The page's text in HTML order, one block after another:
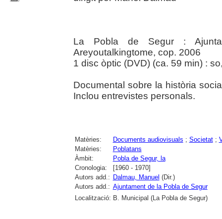
La Pobla de Segur :
Areyoutalkingtome, cop. 2006
1 disc òptic (DVD) (ca. 59 min) :
Documental sobre la història
Inclou entrevistes personals.
Matèries: Documents audiovisuals ; Societat;
Matèries:
Poblatans
Àmbit:
Pobla de Segur, la
Cronologia:
[1960 - 1970]
Autors add.: Dalmau, Manuel (Dir.)
Autors add.: Ajuntament de la Pobla de Segur
Localització: B. Municipal (La Pobla de Segur)